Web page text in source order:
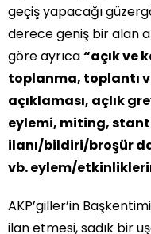
geçiş yapacağı
derece geniş bir alan
göre ayrıca“açık ve
toplanma, toplantı
açıklaması, açlık
eylemi, miting, stant
ilanı/bildiri/broşür
vb. eylem/
AKP’giller’in
ilan etmesi, sadık bir